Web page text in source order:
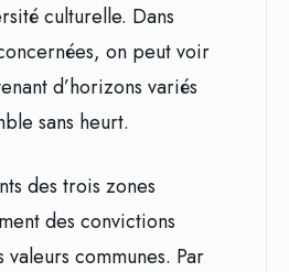
culturelle. Dans
on peut voir
d’horizons variés
sans heurt.
des trois zones
des convictions
communes. Par